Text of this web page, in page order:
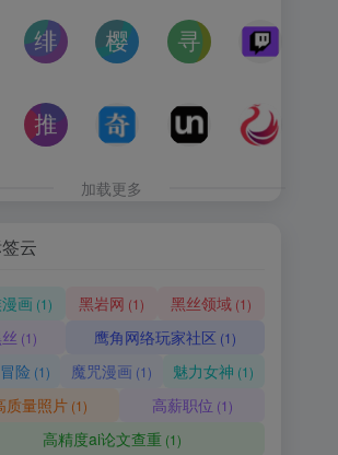
抖音课堂
抖音旗下综合学习平台，覆盖抖音、今日头条、西瓜视
绯月论坛
绯月是一个以动漫、游戏、音乐、绘画等为
樱之空动漫
樱之空动漫是一个专为动漫爱
寻宝天行
完美世界官方授权
Zoom Earth
Zoom Earth风暴追踪器，实时天气和卫星图像查看工具
推次元
推次元a2cy.com(T站)是以COS分享为主的
奇书网
TXT电子书免费下载,TXT全集
Unblast – 免费
Unblast是免费设
加载更多
云
画 (1) 黑岩网 (1) 黑丝领域 (1)
(1) 鹰角网络玩家社区 (1)
险 (1) 魔咒漫画 (1) 魅力女神 (1)
质量照片(1) 高薪职位 (1)
高精度ai论文查重(1)